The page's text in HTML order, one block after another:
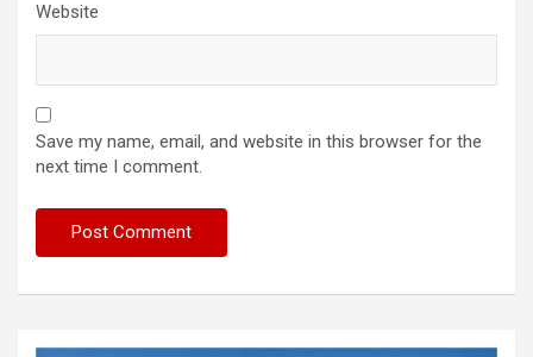
Website
Save my name, email, and website in this browser for the
next time I comment.